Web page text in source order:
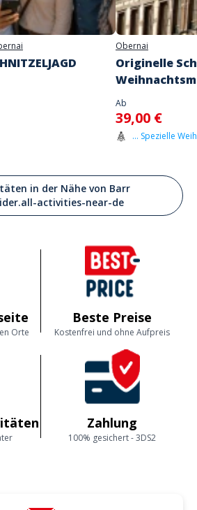
Obernai
Originelle
Ab
39,00 €
... Spezielle
in der Nähe von Barr
activities-near-de
Orte
Beste Preise
Kostenfrei und ohne Aufpreis
Zahlung
100% gesichert - 3DS2